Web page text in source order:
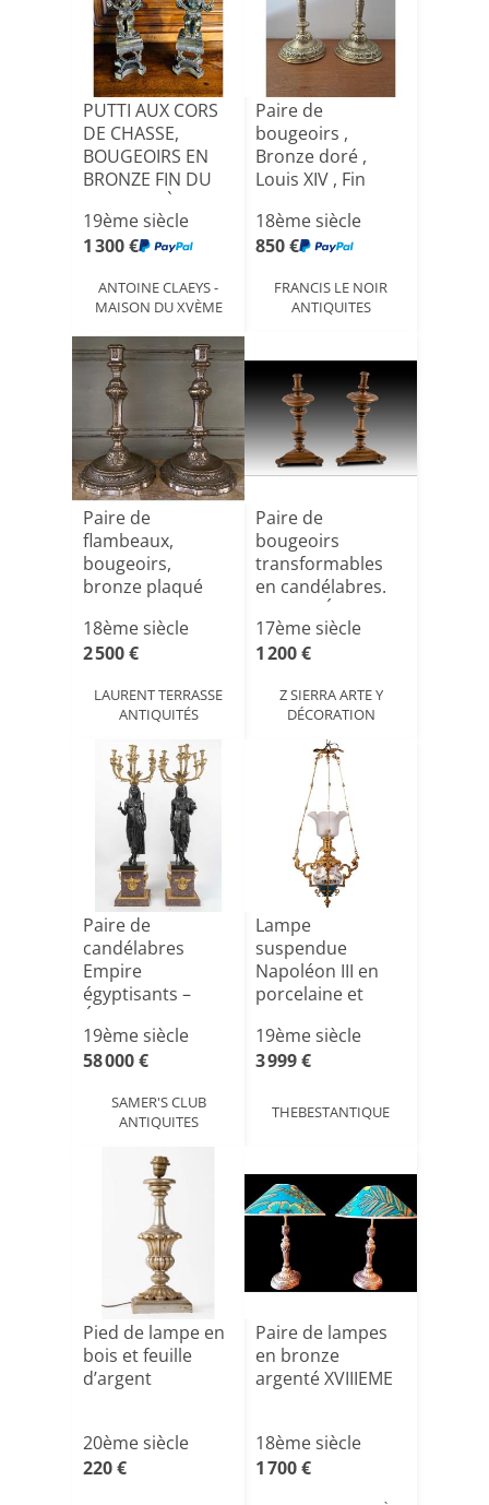
PUTTI AUX CORS
DE CHASSE,
BOUGEOIRS EN
BRONZE FIN DU
XIX EME SIÈC[...]
19ème siècle
1 300 €
ANTOINE CLAEYS -
MAISON DU XVÈME
Paire de
bougeoirs ,
Bronze doré ,
Louis XIV , Fin
18ème siècle
850 €
FRANCIS LE NOIR
ANTIQUITES
Paire de
flambeaux,
bougeoirs,
bronze plaqué
Rég[...]
18ème siècle
2 500 €
LAURENT TERRASSE
ANTIQUITÉS
Paire de
bougeoirs
transformables
en candélabres.
Bronze. École e[...]
17ème siècle
1 200 €
Z SIERRA ARTE Y
DÉCORATION
Paire de
candélabres
Empire
égyptisants –
Émile Louis
Picault- 19[...]
19ème siècle
58 000 €
SAMER'S CLUB
ANTIQUITES
Lampe
suspendue
Napoléon III en
porcelaine et
19ème siècle
3 999 €
THEBESTANTIQUE
Pied de lampe en
bois et feuille
d’argent
20ème siècle
220 €
Paire de lampes
en bronze
argenté XVIIIEME
18ème siècle
1 700 €